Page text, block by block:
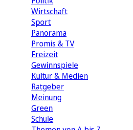
Wirtschaft
Sport
Panorama
Promis & TV
Freizeit
Gewinnspiele
Kultur & Medien
Ratgeber
Meinung
Green
Schule